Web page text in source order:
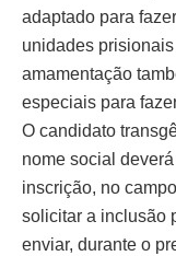
adaptado para
unidades
amamentação
especiais para
O candidato
nome social
inscrição, no
solicitar a inclusão
enviar, durante o